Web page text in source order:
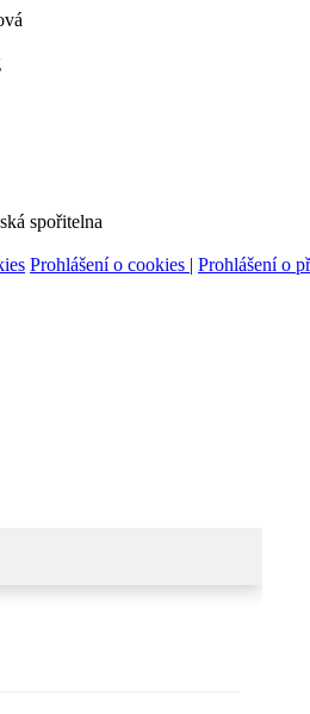
spořitelna
Prohlášení o cookies | Prohlášení o